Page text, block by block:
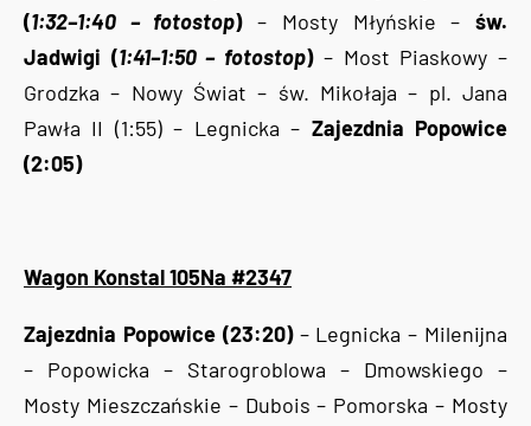
(1:32–1:40 – fotostop)– Mosty Młyńskie –św.
Jadwigi (1:41–1:50 – fotostop)– Most Piaskowy –
Grodzka – Nowy Świat – św. Mikołaja – pl. Jana
Pawła II (1:55) – Legnicka – Zajezdnia Popowice
(2:05)
Wagon Konstal 105Na #2347
Zajezdnia Popowice (23:20) – Legnicka – Milenijna
– Popowicka – Starogroblowa – Dmowskiego –
Mosty Mieszczańskie – Dubois – Pomorska – Mosty